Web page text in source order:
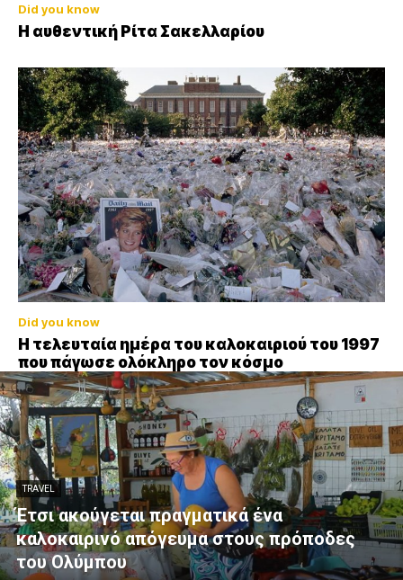
Did you know
Η αυθεντική Ρίτα Σακελλαρίου
Did you know
Η τελευταία ημέρα του καλοκαιριού του 1997
που πάγωσε ολόκληρο τον κόσμο
TRAVEL
Έτσι ακούγεται πραγματικά ένα
καλοκαιρινό απόγευμα στους πρόποδες
του Ολύμπου